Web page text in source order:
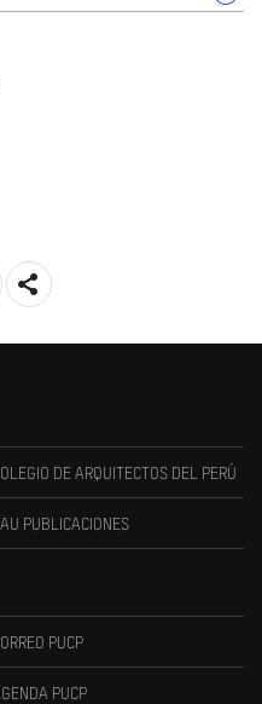
DE ARQUITECTOS DEL PERÚ
PUBLICACIONES
PUCP
PUCP